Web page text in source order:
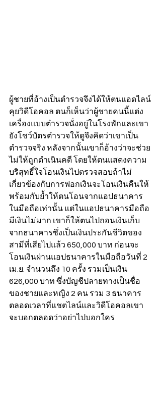
ผู้ชายที่อ้างเป็นตำรวจจึงได้ให้ตนแอดไลน์
คุยวิดีโอคอล ตนก็เห็นว่าผู้ชายคนนี้แต่ง
เครื่องแบบตำรวจนั่งอยู่ในโรงพักและเขา
ยังโชว์บัตรตำรวจให้ดูจึงคิดว่าเขาเป็น
ตำรวจจริง หลังจากนั้นเขาก็อ้างว่าจะช่วย
ไม่ให้ถูกดำเนินคดี โดยให้ตนแสดงความ
บริสุทธิ์ใจโอนเงินไปตรวจสอบถ้าไม่
เกี่ยวข้องกับการฟอกเงินจะโอนเงินคืนให้
พร้อมกับย้ำให้ตนโอนจากแอปธนาคาร
ในมือถือเท่านั้น แต่ในแอปธนาคารมือถือ
มีเงินไม่มาก เขาก็ให้ตนไปถอนเงินเก็บ
จากธนาคารซึ่งเป็นเงินประกันชีวิตของ
สามีที่เสียไปแล้ว 650,000 บาท ก่อนจะ
โอนเงินผ่านแอปธนาคารในมือถือวันที่ 2
เม.ย. จำนวนถึง 10 ครั้ง รวมเป็นเงิน
626,000 บาท ซึ่งบัญชีปลายทางเป็นชื่อ
ของชายและหญิง 2 คน รวม 3 ธนาคาร
ตลอดเวลาที่แชตไลน์และวิดีโอคอลเขา
จะบอกตลอดว่าอย่าไปบอกใคร